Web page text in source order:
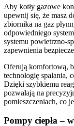
Aby kotły gazowe
upewnij się, że masz
zbiornika na gaz
odpowiedniego
systemu powietrzno-
zapewnienia
Oferują komfortową,
technologię spalania,
Dzięki szybkiemu
pozwalają na
pomieszczeniach, co
Pompy ciepła –